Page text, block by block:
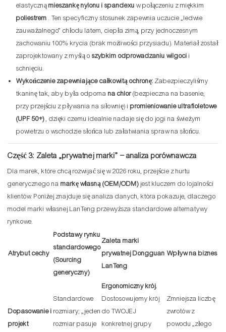
elastycznąmieszankę nylonu i spandexu w połączeniu z miękkim
poliestrem . Ten specyficzny stosunek zapewnia uczucie „ledwie
zauważalnego” chłodu latem, ciepła zimą, przy jednoczesnym
zachowaniu 100% krycia (brak możliwości przysiadu). Materiał został
zaprojektowany z myślą o szybkim odprowadzaniu wilgoci i
schnięciu.
Wykończenie zapewniające całkowitą ochronę: Zabezpieczyliśmy
tkaninę tak, aby była odporna na chlor(bezpieczna na basenie,
przy przejściu z pływania na siłownię) i promieniowanie ultrafioletowe
(UPF 50+), dzięki czemu idealnie nadaje się do jogi na świeżym
powietrzu o wschodzie słońca lub załatwiania spraw na słońcu.
Część 3: Zaleta „prywatnej marki” – analiza porównawcza
Dla marek, które chcą rozwijać się w 2026 roku, przejście z hurtu
generycznego na markę własną (OEM/ODM) jest kluczem do lojalności
klientów. Poniżej znajduje się analiza danych, która pokazuje, dlaczego
model marki własnej LanTeng przewyższa standardowe alternatywy
rynkowe.
Atrybut cechy
Podstawy rynku
standardowego
(Sourcing
generyczny)
Zaleta marki
prywatnej Dongguan
LanTeng
Wpływ na biznes
Dopasowanie i
projekt
Standardowe
rozmiary; „jeden
rozmiar pasuje
Ergonomiczny krój.
Dostosowujemy krój
do TWOJEJ
konkretnej grupy
Zmniejsza liczbę
zwrotów z
powodu „złego